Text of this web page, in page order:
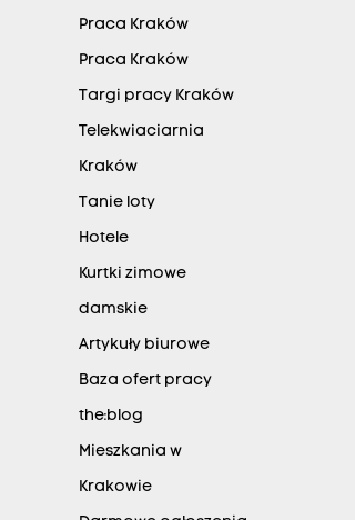
Praca Kraków
Praca Kraków
Targi pracy Kraków
Telekwiaciarnia
Kraków
Tanie loty
Hotele
Kurtki zimowe
damskie
Artykuły biurowe
Baza ofert pracy
the:blog
Mieszkania w
Krakowie